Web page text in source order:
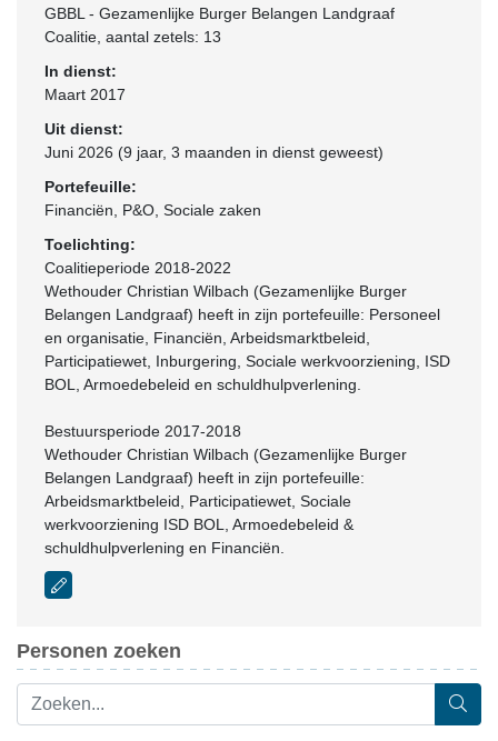
GBBL - Gezamenlijke Burger Belangen Landgraaf
Coalitie , aantal zetels: 13
In dienst:
Maart 2017
Uit dienst:
Juni 2026 (9 jaar, 3 maanden in dienst geweest)
Portefeuille:
Financiën, P&O, Sociale zaken
Toelichting:
Coalitieperiode 2018-2022
Wethouder Christian Wilbach (Gezamenlijke Burger
Belangen Landgraaf) heeft in zijn portefeuille: Personeel
en organisatie, Financiën, Arbeidsmarktbeleid,
Participatiewet, Inburgering, Sociale werkvoorziening, ISD
BOL, Armoedebeleid en schuldhulpverlening.
Bestuursperiode 2017-2018
Wethouder Christian Wilbach (Gezamenlijke Burger
Belangen Landgraaf) heeft in zijn portefeuille:
Arbeidsmarktbeleid, Participatiewet, Sociale
werkvoorziening ISD BOL, Armoedebeleid &
schuldhulpverlening en Financiën.
Personen zoeken